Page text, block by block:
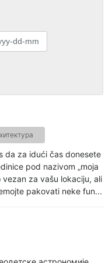
da za idući čas donesete
pod nazivom „moja
vezan za vašu lokaciju, ali
pakovati neke fun...